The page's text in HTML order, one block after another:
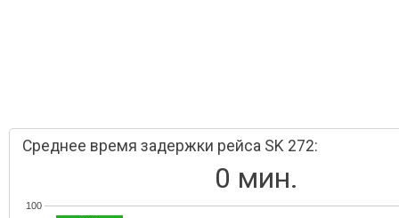
Среднее время задержки рейса SK 272:
0 мин.
100